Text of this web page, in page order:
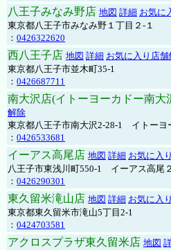
八王子みなみ野店 地図 詳細 お気に
東京都八王子市みなみ野１丁目２-１
： 0426322620
西八王子店 地図 詳細 お気に入り店舗
東京都八王子市並木町35-1
： 0426687711
南大沢店(イトーヨーカドー南大
解除
東京都八王子市南大沢2-28-1 イトーヨ
： 0426533681
イーアス高尾店 地図 詳細 お気に入
八王子市東浅川町550-1 イーアス高尾
： 0426290301
東久留米滝山店 地図 詳細 お気に入
東京都東久留米市滝山5丁目2-1
： 0424703581
アクロスプラザ東久留米店 地図